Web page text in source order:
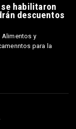
habilitaron
descuentos
Alimentos y
para la